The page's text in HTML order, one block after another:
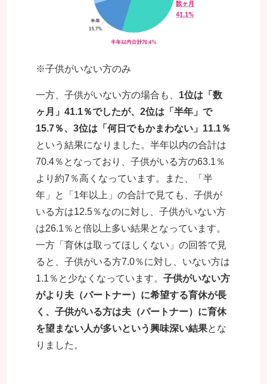
※子供がいない方のみ
一方、子供がいない方の場合も、 1位は「数
ヶ月」41.1％でしたが、2位は「半年」で
15.7％、3位は「何日でもかまわない」11.1％
という結果になりました。半年以内の合計は
70.4％となっており、子供がいる方の63.1％
より約7％高くなっています。また、「半
年」と「1年以上」の合計で見ても、子供が
いる方は12.5％なのに対し、子供がいない方
は26.1％と倍以上多い結果となっています。
一方「育休は取ってほしくない」の回答で見
ると、子供がいる方7.0％に対し、いない方は
1.1％と少なくなっています。子供がいない方
がより夫（パートナー）に希望する育休が長
く、子供がいる方は夫（パートナー）に育休
を望まない人が多いという興味深い結果とな
りました。